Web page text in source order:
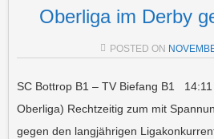
Oberliga im Derby
POSTED ON
SC Bottrop B1 – TV Biefang B1
Oberliga) Rechtzeitig zum mit
gegen den langjährigen